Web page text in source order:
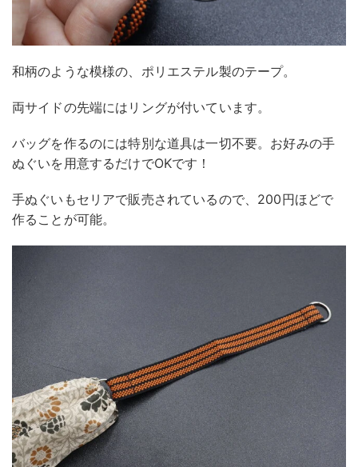
和柄のような模様の、ポリエステル製のテープ。
両サイドの先端にはリングが付いています。
バッグを作るのには特別な道具は一切不要。お好みの手
ぬぐいを用意するだけでOKです！
手ぬぐいもセリアで販売されているので、200円ほどで
作ることが可能。